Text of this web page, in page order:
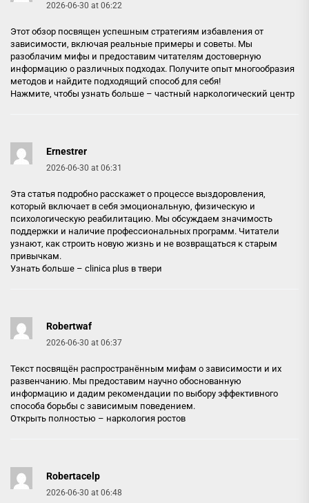
2026-06-30 at 06:22
Этот обзор посвящен успешным стратегиям избавления от
зависимости, включая реальные примеры и советы. Мы
разоблачим мифы и предоставим читателям достоверную
информацию о различных подходах. Получите опыт многообразия
методов и найдите подходящий способ для себя!
Нажмите, чтобы узнать больше – частный наркологический центр
Ernestrer
2026-06-30 at 06:31
Эта статья подробно расскажет о процессе выздоровления,
который включает в себя эмоциональную, физическую и
психологическую реабилитацию. Мы обсуждаем значимость
поддержки и наличие профессиональных программ. Читатели
узнают, как строить новую жизнь и не возвращаться к старым
привычкам.
Узнать больше – clinica plus в твери
Robertwaf
2026-06-30 at 06:37
Текст посвящён распространённым мифам о зависимости и их
развенчанию. Мы предоставим научно обоснованную
информацию и дадим рекомендации по выбору эффективного
способа борьбы с зависимым поведением.
Открыть полностью – наркология ростов
Robertacelp
2026-06-30 at 06:48